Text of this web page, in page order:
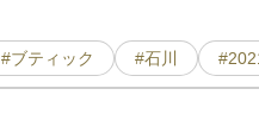
#ブティック #石川